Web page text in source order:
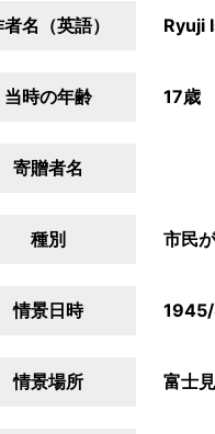
名（英語） Ryuji
当時の年齢 17歳
寄贈者名
種別 市民
情景日時
情景場所 富士